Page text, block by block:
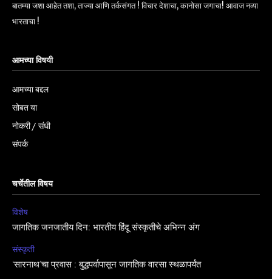
बातम्या जशा आहेत तशा, ताज्या आणि तर्कसंगत ! विचार देशाचा, कानोसा जगाचा! आवाज नव्या
भारताचा !
आमच्या विषयी
आमच्या बद्दल
सोबत या
नोकरी / संधी
संपर्क
चर्चेतील विषय
विशेष
जागतिक जनजातीय दिन: भारतीय हिंदू संस्कृतीचे अभिन्न अंग
संस्कृती
‘सारनाथ’चा प्रवास : बुद्धपर्वापासून जागतिक वारसा स्थळापर्यंत